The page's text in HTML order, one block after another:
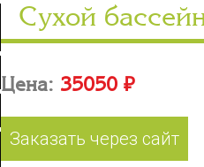
Сухой
Цена: 35050 ₽
Заказать через сайт